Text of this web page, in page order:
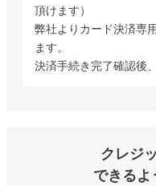
頂けます）
弊社よりカード決済専
ます。
決済手続き完了確認後
クレジ
できるよ